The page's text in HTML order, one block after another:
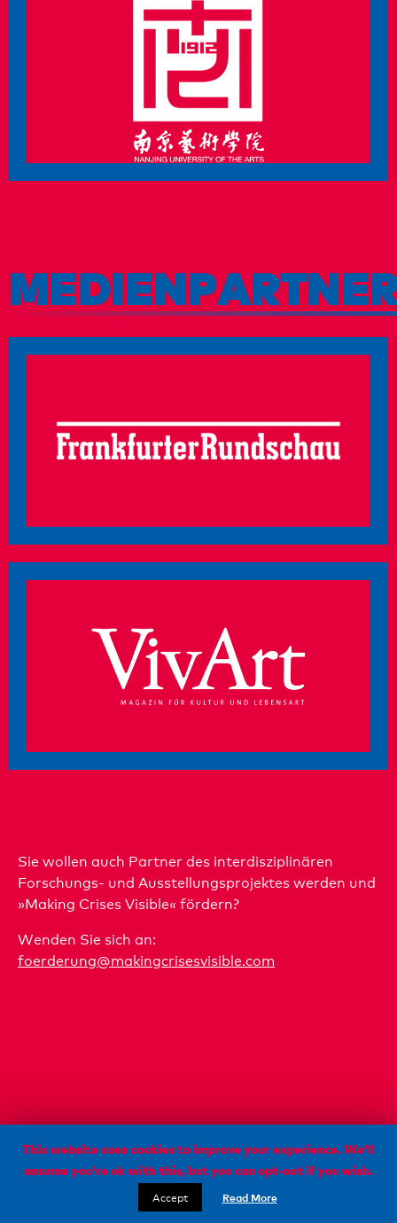
Sie wollen auch Partner des interdisziplinären
Forschungs- und Ausstellungsprojektes werden und
»Making Crises Visible« fördern?
Wenden Sie sich an:
foerderung@makingcrisesvisible.com
IMPRESSUM
This website uses cookies to improve your experience. We'll
assume you're ok with this, but you can opt-out if you wish.
Accept Read More